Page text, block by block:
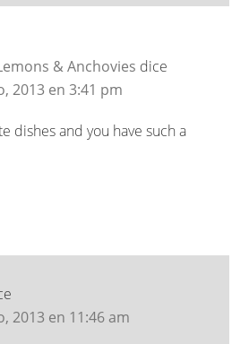
& Anchovies dice
2013 en 3:41 pm
dishes and you have such a
2013 en 11:46 am